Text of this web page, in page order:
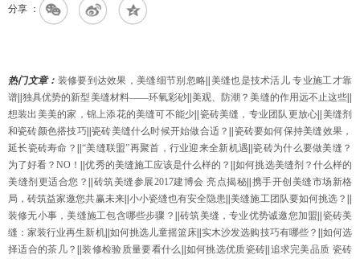
分享 ：
热门文章： 装修要到达效果，美缝细节别忽略 美缝也是技术活儿 专业施工才靠
谱 ||独具优势的新型美缝材料——环氧彩砂 ||美观、防潮？美缝的作用远不止这些
想装出美美的家，锦上添花的美缝可不能少 瓷砖美缝，专业团队更放心 美缝剂
和瓷砖颜色搭技巧|| 瓷砖美缝什么时候开始做合适？
瓷砖要如何保持美缝效果，
延长瓷砖寿命？
“美缝联盟”再聚首，行业迎来全新机遇 ||瓷砖为什么要做美缝？
为了好看？NO！
||优秀的美缝施工应该是什么样的？ ||如何挑选美缝剂？什么样的
美缝剂更适合您？
砖筑美缝参展2017建博会 亮点揭秘 携手开创美缝市场新格
局，砖筑益家邀您共赢未来|| 小小瓷缝也有安全隐患 ||美缝施工团队要如何挑选？
装修无小事，美缝施工包含哪些步骤？
砖筑美缝，专业优势诚邀您加盟 瓷砖美
缝：家装行业再生新机|| 如何挑选儿童摇篮床 ||实木沙发选购技巧有哪些？
如何选
择适合的茶几？
||装修检验质量要看什么 如何挑选优质瓷砖 追求完美品质 瓷砖